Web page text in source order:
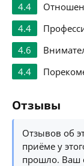
4.4
4.4
4.6
4.4
Отзывы
Отзывов об
приёме у
прошло. Ваш